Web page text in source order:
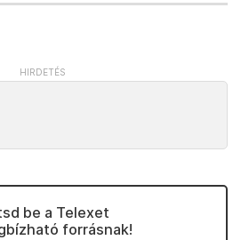
be a Telexet
forrásnak!